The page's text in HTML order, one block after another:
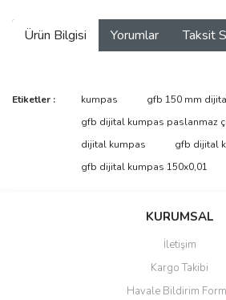
Ürün Bilgisi Yorumlar Taksit
Bu ürüne ilk yorumu siz
Yorum Yaz
Bu ürünün fiyat bilgisi, resim, ürün
tarafımıza iletebilirsiniz.
Görüş ve önerileriniz için teşekkür ederiz.
Ürün fiyatı diğer sitelerden daha pahalı.
Bu ürüne benzer farklı alternatifler olmalı.
Etiketler : kumpas
gfb 150 mm
gfb dijital kumpas paslanmaz
dijital kumpas
gfb dijital
gfb dijital kumpas 150x0,01
KURUMSAL
İletişim
Kargo Takibi
Havale Bildirim